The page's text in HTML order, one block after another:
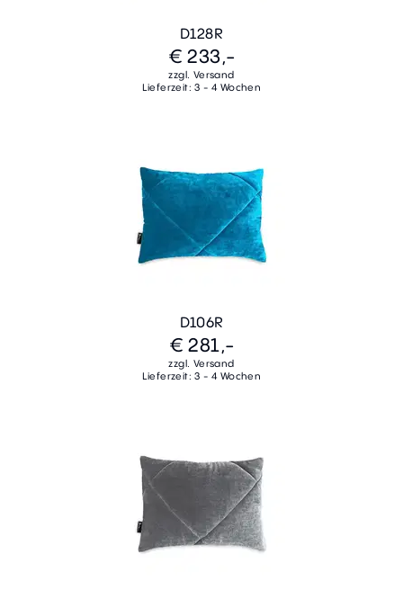
D128R
€ 233,-
zzgl. Versand
Lieferzeit: 3 - 4 Wochen
D106R
€ 281,-
zzgl. Versand
Lieferzeit: 3 - 4 Wochen